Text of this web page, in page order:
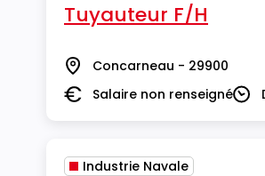
Tuyauteur F/H
Lieu Concarneau - 29900
SalaireSalaire non renseigné
Industrie Navale